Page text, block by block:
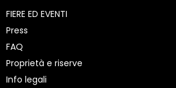
FIERE ED EVENTI
Press
FAQ
Proprietà e riserve
Info legali